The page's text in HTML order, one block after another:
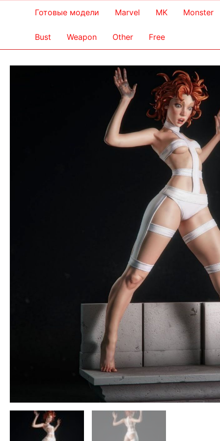
Готовые модели Marvel MK Monster
Bust Weapon Other Free